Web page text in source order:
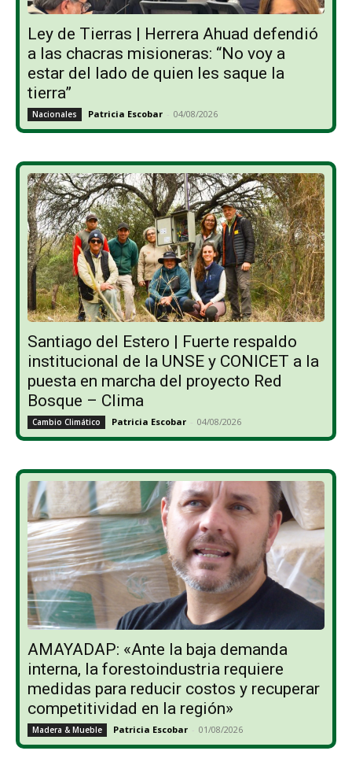
Ley de Tierras | Herrera Ahuad defendió
a las chacras misioneras: “No voy a
estar del lado de quien les saque la
tierra”
Nacionales Patricia Escobar - 04/08/2026
Santiago del Estero | Fuerte respaldo
institucional de la UNSE y CONICET a la
puesta en marcha del proyecto Red
Bosque – Clima
Cambio Climático Patricia Escobar - 04/08/2026
AMAYADAP: «Ante la baja demanda
interna, la forestoindustria requiere
medidas para reducir costos y recuperar
competitividad en la región»
Madera & Mueble Patricia Escobar - 01/08/2026